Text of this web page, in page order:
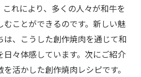
れにより、多くの人々が和牛を
むことができるのです。新しい魅
は、こうした創作焼肉を通じて和
日々体感しています。次にご紹介
活かした創作焼肉レシピです。